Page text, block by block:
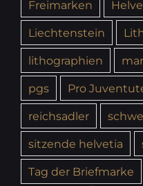
Freimarken
Liechtenstein
lithographien
pgs
Pro
reichsadler
sitzende helvetia
Tag der Briefmarke